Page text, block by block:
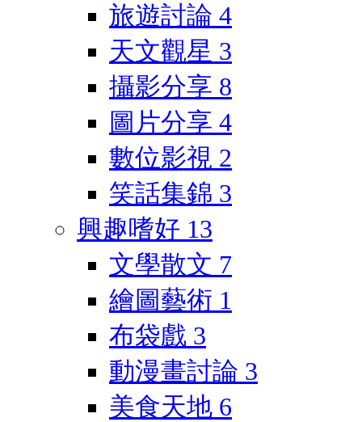
旅遊討論 4
天文觀星 3
攝影分享 8
圖片分享 4
數位影視 2
笑話集錦 3
興趣嗜好 13
文學散文 7
繪圖藝術 1
布袋戲 3
動漫畫討論 3
美食天地 6